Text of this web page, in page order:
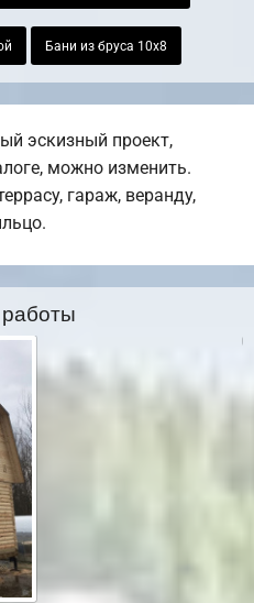
Бани из бруса 10х8
эскизный проект,
можно изменить.
гараж, веранду,